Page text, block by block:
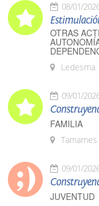
08/01/
OTRAS
Ledesma
09/01/
FAMILIA
Tamames
09/01/
JUVENTUD